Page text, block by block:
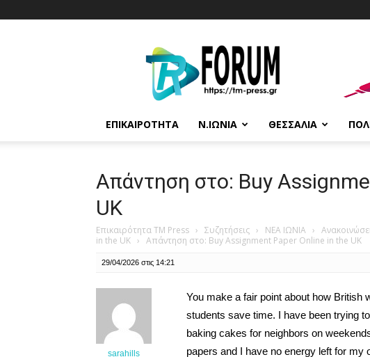
Press
ΕΠΙΚΑΙΡΌΤΗΤΑ Ν.ΙΩΝΊΑ ΘΕΣΣΑΛΊΑ
Απάντηση στο: Buy
UK
Επικαιρότητα TM Press › Συζητήσεις › ΝΕΑ ΙΩΝΙΑ ›
in the UK › Απάντηση στο: Buy Assignment Paper Online in the UK
29/04/2026 στις 14:21
sarahills
You make a fair point about how British
students save time. I have been trying
baking cakes for neighbors on
papers and I have no energy left for my